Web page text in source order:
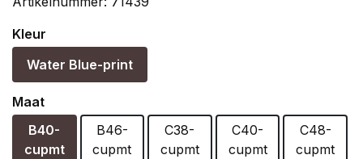
Kleur
Water Blue-print
Maat
B40-
cupmt
B46-
cupmt
C38-
cupmt
C40-
cupmt
C48-
cupmt